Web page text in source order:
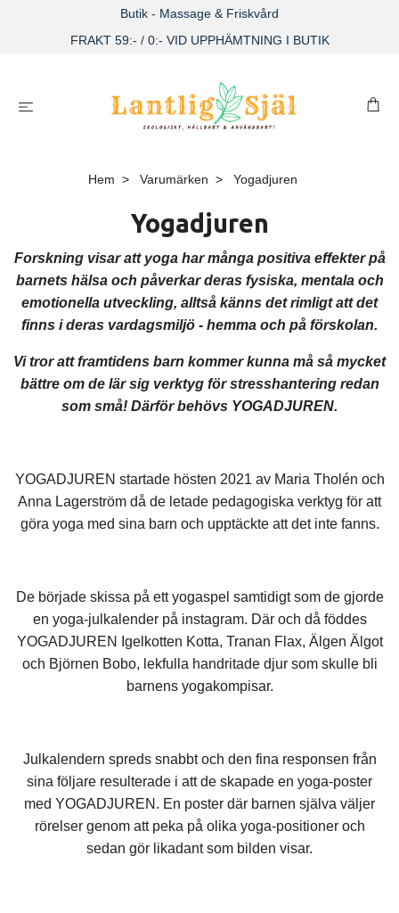
Butik - Massage & Friskvård
FRAKT 59:- / 0:- VID UPPHÄMTNING I BUTIK
Hem Varumärken Yogadjuren
Yogadjuren
Forskning visar att yoga har många positiva effekter på
barnets hälsa och påverkar deras fysiska, mentala och
emotionella utveckling, alltså känns det rimligt att det
finns i deras vardagsmiljö - hemma och på förskolan.
Vi tror att framtidens barn kommer kunna må så mycket
bättre om de lär sig verktyg för stresshantering redan
som små! Därför behövs YOGADJUREN.
YOGADJUREN startade hösten 2021 av Maria Tholén och
Anna Lagerström då de letade pedagogiska verktyg för att
göra yoga med sina barn och upptäckte att det inte fanns.
De började skissa på ett yogaspel samtidigt som de gjorde
en yoga-julkalender på instagram. Där och då föddes
YOGADJUREN Igelkotten Kotta, Tranan Flax, Älgen Älgot
och Björnen Bobo, lekfulla handritade djur som skulle bli
barnens yogakompisar.
Julkalendern spreds snabbt och den fina responsen från
sina följare resulterade i att de skapade en yoga-poster
med YOGADJUREN. En poster där barnen själva väljer
rörelser genom att peka på olika yoga-positioner och
sedan gör likadant som bilden visar.